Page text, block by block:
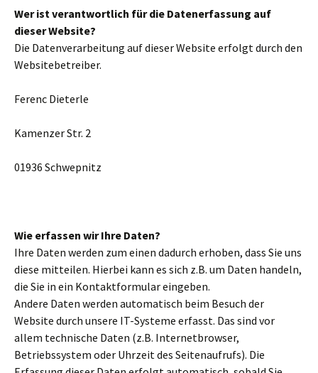
Wer ist verantwortlich für die Datenerfassung auf
dieser Website?
Die Datenverarbeitung auf dieser Website erfolgt durch den
Websitebetreiber.
Ferenc Dieterle
Kamenzer Str. 2
01936 Schwepnitz
Wie erfassen wir Ihre Daten?
Ihre Daten werden zum einen dadurch erhoben, dass Sie uns
diese mitteilen. Hierbei kann es sich z.B. um Daten handeln,
die Sie in ein Kontaktformular eingeben.
Andere Daten werden automatisch beim Besuch der
Website durch unsere IT-Systeme erfasst. Das sind vor
allem technische Daten (z.B. Internetbrowser,
Betriebssystem oder Uhrzeit des Seitenaufrufs). Die